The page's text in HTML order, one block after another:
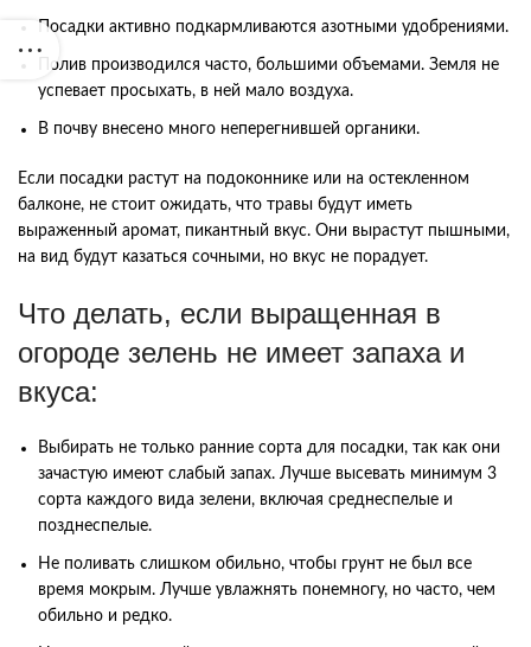
Посадки активно подкармливаются азотными удобрениями.
Полив производился часто, большими объемами. Земля не
успевает просыхать, в ней мало воздуха.
В почву внесено много неперегнившей органики.
Если посадки растут на подоконнике или на остекленном
балконе, не стоит ожидать, что травы будут иметь
выраженный аромат, пикантный вкус. Они вырастут пышными,
на вид будут казаться сочными, но вкус не порадует.
Что делать, если выращенная в
огороде зелень не имеет запаха и
вкуса:
Выбирать не только ранние сорта для посадки, так как они
зачастую имеют слабый запах. Лучше высевать минимум 3
сорта каждого вида зелени, включая среднеспелые и
позднеспелые.
Не поливать слишком обильно, чтобы грунт не был все
время мокрым. Лучше увлажнять понемногу, но часто, чем
обильно и редко.